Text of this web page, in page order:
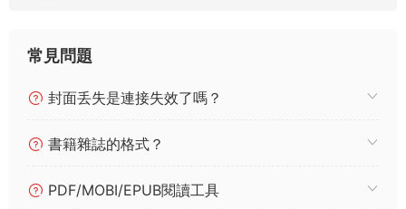
常見問題
封面丢失是連接失效了嗎？
書籍雜誌的格式？
PDF/MOBI/EPUB閱讀工具